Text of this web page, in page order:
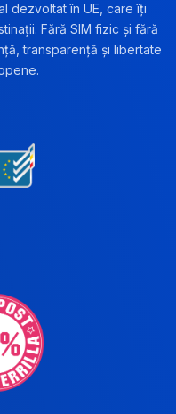
dezvoltat în UE, care îți
Fără SIM fizic și fără
transparență și libertate